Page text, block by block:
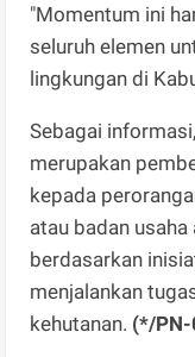
"Momentum ini
seluruh elemen
lingkungan di
Sebagai
merupakan
kepada
atau badan
berdasarkan
menjalankan
kehutanan. (*/